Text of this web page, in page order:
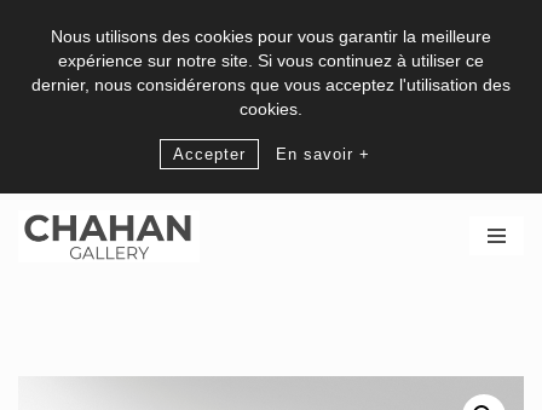
Nous utilisons des cookies pour vous garantir la meilleure
expérience sur notre site. Si vous continuez à utiliser ce
dernier, nous considérerons que vous acceptez l'utilisation des
cookies.
Accepter En savoir +